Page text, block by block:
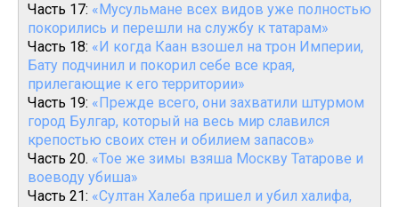
Часть 17: «Мусульмане всех видов уже полностью
покорились и перешли на службу к татарам»
Часть 18: «И когда Каан взошел на трон Империи,
Бату подчинил и покорил себе все края,
прилегающие к его территории»
Часть 19: «Прежде всего, они захватили штурмом
город Булгар, который на весь мир славился
крепостью своих стен и обилием запасов»
Часть 20. «Тое же зимы взяша Москву Татарове и
воеводу убиша»
Часть 21: «Султан Халеба пришел и убил халифа,